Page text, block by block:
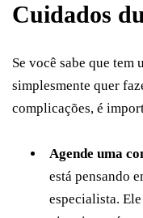
Cuidados
Se você sabe que
simplesmente quer
complicações, é
Agende uma
está pensando
especialista.